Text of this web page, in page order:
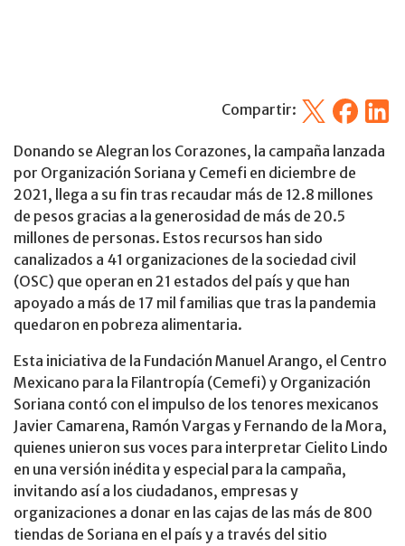
Compartir: X Facebook
Donando se Alegran los Corazones, la campaña lanzada
por Organización Soriana y Cemefi en diciembre de
2021, llega a su fin tras recaudar más de 12.8 millones
de pesos gracias a la generosidad de más de 20.5
millones de personas. Estos recursos han sido
canalizados a 41 organizaciones de la sociedad civil
(OSC) que operan en 21 estados del país y que han
apoyado a más de 17 mil familias que tras la pandemia
quedaron en pobreza alimentaria.
Esta iniciativa de la Fundación Manuel Arango, el Centro
Mexicano para la Filantropía (Cemefi) y Organización
Soriana contó con el impulso de los tenores mexicanos
Javier Camarena, Ramón Vargas y Fernando de la Mora,
quienes unieron sus voces para interpretar Cielito Lindo
en una versión inédita y especial para la campaña,
invitando así a los ciudadanos, empresas y
organizaciones a donar en las cajas de las más de 800
tiendas de Soriana en el país y a través del sitio